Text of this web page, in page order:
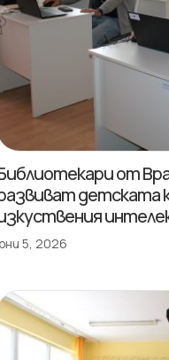
от
детската
5, 2026